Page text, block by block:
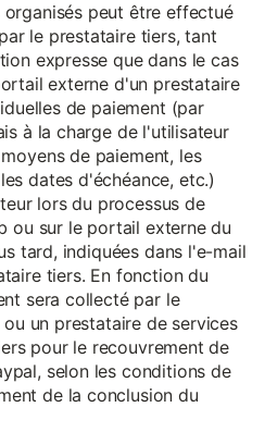
peut être effectué
le prestataire tiers, tant
expresse que dans le cas
externe d'un prestataire
de paiement (par
à la charge de l'utilisateur
de paiement, les
dates d'échéance, etc.)
lors du processus de
ou sur le portail externe du
tard, indiquées dans l'e-mail
tiers. En fonction du
sera collecté par le
un prestataire de services
pour le recouvrement de
selon les conditions de
de la conclusion du